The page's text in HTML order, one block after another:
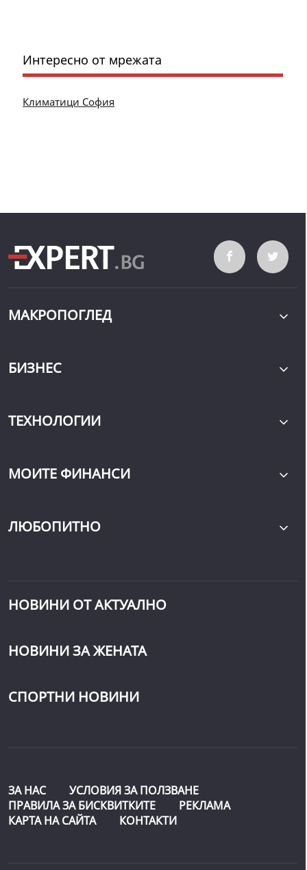
Интересно от мрежата
Климатици София
МАКРОПОГЛЕД
БИЗНЕС
ТЕХНОЛОГИИ
МОИТЕ ФИНАНСИ
ЛЮБОПИТНО
НОВИНИ ОТ АКТУАЛНО
НОВИНИ ЗА ЖЕНАТА
СПОРТНИ НОВИНИ
ЗА НАС
УСЛОВИЯ ЗА ПОЛЗВАНЕ
ПРАВИЛА ЗА БИСКВИТКИТЕ
РЕКЛАМА
КАРТА НА САЙТА
КОНТАКТИ